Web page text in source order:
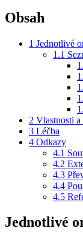
Obsah
1 Jednotlivé
1.1
2 Vlastnosti a
3 Léčba
4 Odkazy
4.1
4.2
4.3
4.4
4.5
Jednotlivé